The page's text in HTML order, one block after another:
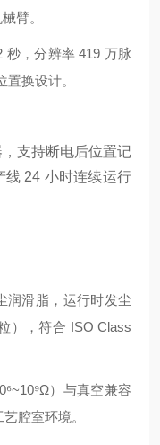
臂。
秒，分辨率 419 万脉
换设计。
支持断电后位置记
线 24 小时连续运行
润滑脂，运行时发尘
），符合 ISO Class
）与真空兼容
腔室环境。